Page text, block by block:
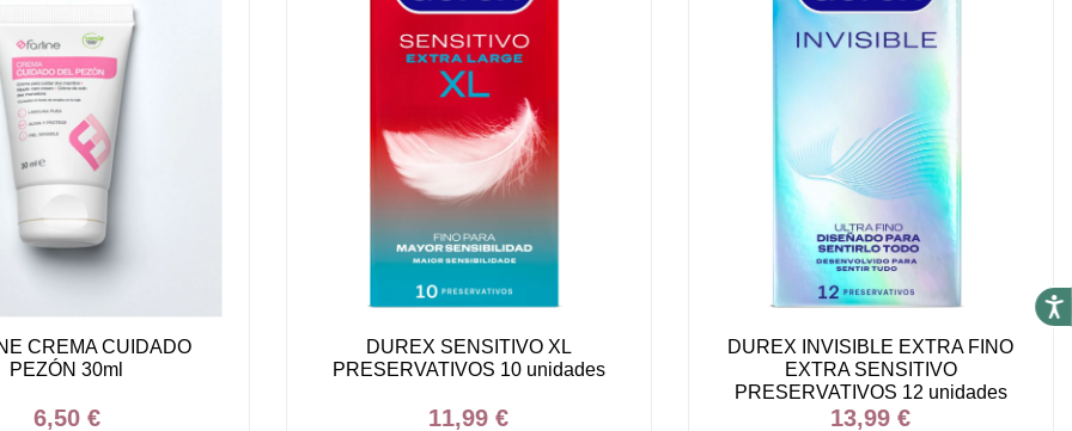
CREMA CUIDADO
PEZÓN 30ml
6,50 €
DUREX SENSITIVO XL
PRESERVATIVOS 10 unidades
11,99 €
DUREX INVISIBLE EXTRA FINO
EXTRA SENSITIVO
PRESERVATIVOS 12 unidades
13,99 €